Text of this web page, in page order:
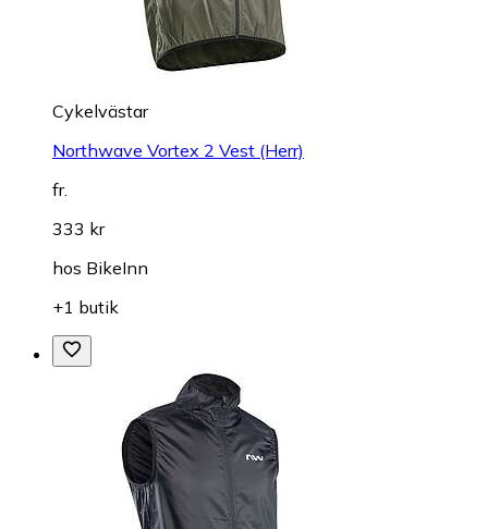
Cykelvästar
Northwave Vortex 2 Vest (Herr)
fr.
333 kr
hos BikeInn
+1 butik